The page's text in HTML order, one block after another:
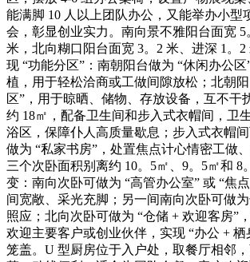
能满脚 10 人以上团队办公，又能举办小型
会，彰显创业实力。南向景不雅阳台面宽 5
米，北向糊口阳台面宽 3。2 米、进深 1。
现 “功能分区”：南朝阳台做为 “休闲办公
植，用于轻松洽商或工做间隙放松；北朝
区”，用于晾晒、储物、存放设备，互不干
约 18㎡，配备卫生间和步入式衣帽间，卫
浴区，保障仆人高质量歇息；步入式衣帽
做为 “私家书房”，处置焦点计心情密工做
三个次卧面积别离约 10。5㎡、9。5㎡和 8
变：南向次卧可做为 “高管办公室” 或 “焦
间宽敞、采光充脚；另一间南向次卧可做
照应；北向次卧可做为 “仓储 + 欢迎客房”
欢迎主要客户或创业伙伴，实现 “办公 + 栖
笼盖。U 型厨房位于入户处，取餐厅相邻